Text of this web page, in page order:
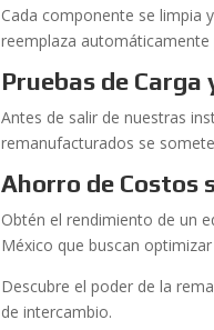
Cada componente se limpia
reemplaza automáticamente
Pruebas de Carga
Antes de salir de nuestras
remanufacturados se
Ahorro de Costos
Obtén el rendimiento de un
México que buscan
Descubre el poder de la
de intercambio.